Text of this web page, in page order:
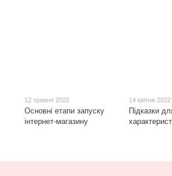
12 травня 2022
Основні етапи запуску
інтернет-магазину
14 квітня 2022
Підказки